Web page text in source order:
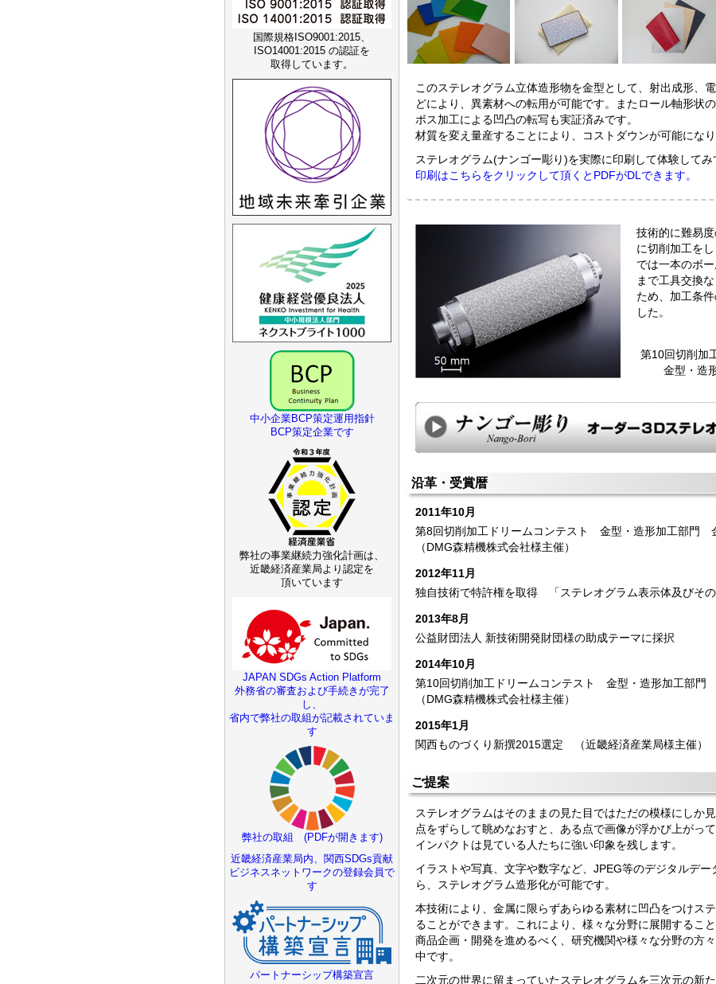
このステレオグラム立体造形物を金型として、射出成形、
どにより、異素材への転用が可能です。またロール軸形状
ボス加工による凹凸の転写も実証済みです。
材質を変え量産することにより、コストダウンが可能になり
ステレオグラム(ナンゴー彫り)を実際に印刷して体験してみ
印刷はこちらをクリックして頂くとPDFがDLできます。
技術的に難易
に切削加工を
では一本のボ
まで工具交換
ため、加工条
した。
第10回切削加
金型・造
沿革・受賞暦
2011年10月
第8回切削加工ドリームコンテスト 金型・造形加工部門
（DMG森精機株式会社様主催）
2012年11月
独自技術で特許権を取得 「ステレオグラム表示体及びその
2013年8月
公益財団法人 新技術開発財団様の助成テーマに採択
2014年10月
第10回切削加工ドリームコンテスト 金型・造形加工部門
（DMG森精機株式会社様主催）
2015年1月
関西ものづくり新撰2015選定 （近畿経済産業局様主催）
ご提案
ステレオグラムはそのままの見た目ではただの模様にしか
点をずらして眺めなおすと、ある点で画像が浮かび上がって
インパクトは見ている人たちに強い印象を残します。
イラストや写真、文字や数字など、JPEG等のデジタルデー
ら、ステレオグラム造形化が可能です。
本技術により、金属に限らずあらゆる素材に凹凸をつけス
ることができます。これにより、様々な分野に展開すること
商品企画・開発を進めるべく、研究機関や様々な分野の方
中です。
二次元の世界に留まっていたステレオグラムを三次元の新
国際規格ISO9001:2015、
ISO14001:2015 の認証を
取得しています。
中小企業BCP策定運用指針
BCP策定企業です
弊社の事業継続力強化計画は、
近畿経済産業局より認定を
頂いています
JAPAN SDGs Action Platform
外務省の審査および手続きが完了
し、
省内で弊社の取組が記載されていま
す
弊社の取組 (PDFが開きます)
近畿経済産業局内、関西SDGs貢献
ビジネスネットワークの登録会員で
す
パートナーシップ構築宣言